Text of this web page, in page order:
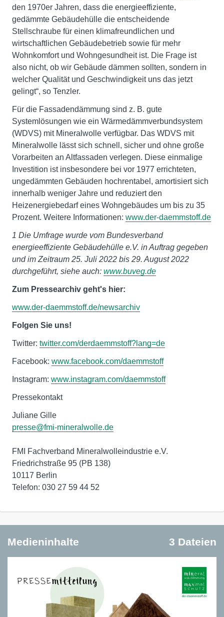
den 1970er Jahren, dass die energieeffiziente,
gedämmte Gebäudehülle die entscheidende
Stellschraube für einen klimafreundlichen und
wirtschaftlichen Gebäudebetrieb sowie für mehr
Wohnkomfort und Wohngesundheit ist. Die Frage ist
also nicht, ob wir Gebäude dämmen sollten, sondern in
welcher Qualität und Geschwindigkeit uns das jetzt
gelingt“, so Tenzler.
Für die Fassadendämmung sind z. B. gute
Systemlösungen wie ein Wärmedämmverbundsystem
(WDVS) mit Mineralwolle verfügbar. Das WDVS mit
Mineralwolle lässt sich schnell, sicher und ohne große
Vorarbeiten an Altfassaden verlegen. Diese einmalige
Investition ist insbesondere bei vor 1977 errichteten,
ungedämmten Gebäuden hochrentabel, amortisiert sich
innerhalb weniger Jahre und reduziert den
Heizenergiebedarf eines Wohngebäudes um bis zu 35
Prozent. Weitere Informationen: www.der-daemmstoff.de
1 Die Umfrage wurde vom Bundesverband
energieeffiziente Gebäudehülle e.V. in Auftrag gegeben
und im Zeitraum 25. Juli 2022 bis 29. August 2022
durchgeführt, siehe auch: www.buveg.de
Zum Pressearchiv geht's hier:
www.der-daemmstoff.de/newsarchiv
Folgen Sie uns!
Twitter: twitter.com/derdaemmstoff?lang=de
Facebook: www.facebook.com/daemmstoff
Instagram: www.instagram.com/daemmstoff
Pressekontakt
presse@fmi-mineralwolle.de
FMI Fachverband Mineralwolleindustrie e.V.
Friedrichstraße 95 (PB 138)
10117 Berlin
Telefon: 030 27 59 44 52
Medieninhalte 3 Dateien